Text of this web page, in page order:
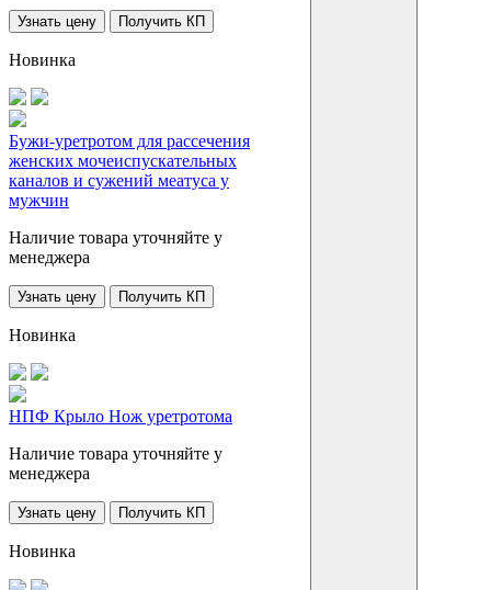
Узнать цену Получить КП
Новинка
Бужи-уретротом для рассечения
женских мочеиспускательных
каналов и сужений меатуса у
мужчин
Наличие товара уточняйте у
менеджера
Узнать цену Получить КП
Новинка
НПФ Крыло Нож уретротома
Наличие товара уточняйте у
менеджера
Узнать цену Получить КП
Новинка